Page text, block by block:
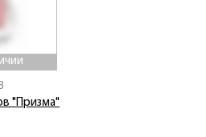
"Призма"